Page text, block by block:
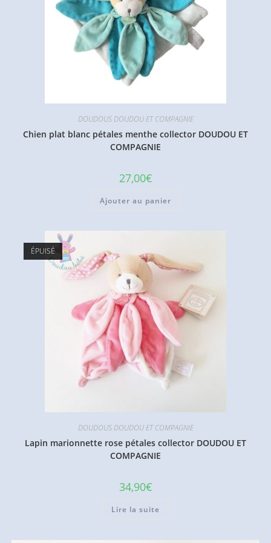
DOUDOUS DOUDOU ET COMPAGNIE
Chien plat blanc pétales menthe collector DOUDOU ET
COMPAGNIE
27,00€
Ajouter au panier
ÉPUISÉ
DOUDOUS DOUDOU ET COMPAGNIE
Lapin marionnette rose pétales collector DOUDOU ET
COMPAGNIE
34,90€
Lire la suite